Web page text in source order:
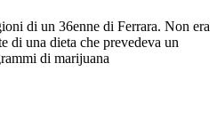
di un 36enne di Ferrara. Non era
di una dieta che prevedeva un
di marijuana